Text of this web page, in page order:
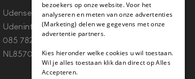
Udenseweg 8B 5405 PA
Udeninfo(@)koffie-tabletten.nlTel.
085 782 5578KvK 67529623 Btw:
NL857053759B01
bezoekers op onze website. Voor het
analyseren en meten van onze advertenties
(Marketing) delen we gegevens met onze
advertentie partners.
Kies hieronder welke cookies u wil toestaan.
Wil je alles toestaan klik dan direct op Alles
Accepteren.